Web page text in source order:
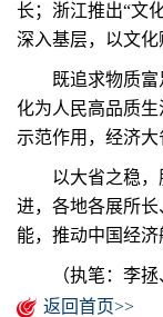
长；浙江推出“文
深入基层，以文
既追求物质富
化为人民高品质
示范作用，经济大
以大省之稳，
进，各地各展所
能，推动中国经济
（执笔：李拯
返回首页>>